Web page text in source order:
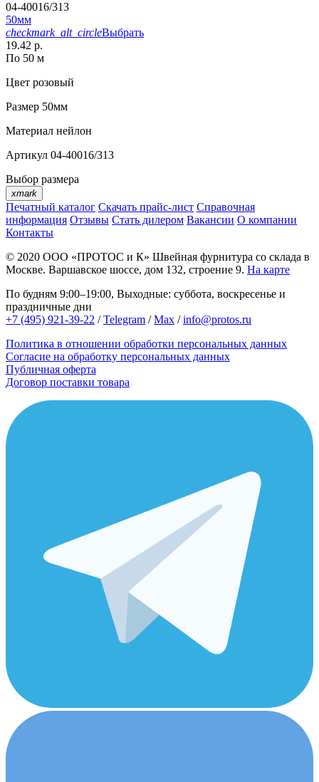
04-40016/313
50мм
checkmark_alt_circleВыбрать
19.42 р.
По 50 м
Цвет розовый
Размер 50мм
Материал нейлон
Артикул 04-40016/313
Выбор размера
xmark
Печатный каталог Скачать прайс-лист Справочная
информация Отзывы Стать дилером Вакансии О компании
Контакты
© 2020 ООО «ПРОТОС и К» Швейная фурнитура со склада в
Москве. Варшавское шоссе, дом 132, строение 9. На карте
По будням 9:00–19:00, Выходные: суббота, воскресенье и
праздничные дни
+7 (495) 921-39-22 /Telegram /Max /info@protos.ru
Политика в отношении обработки персональных данных
Согласие на обработку персональных данных
Публичная оферта
Договор поставки товара